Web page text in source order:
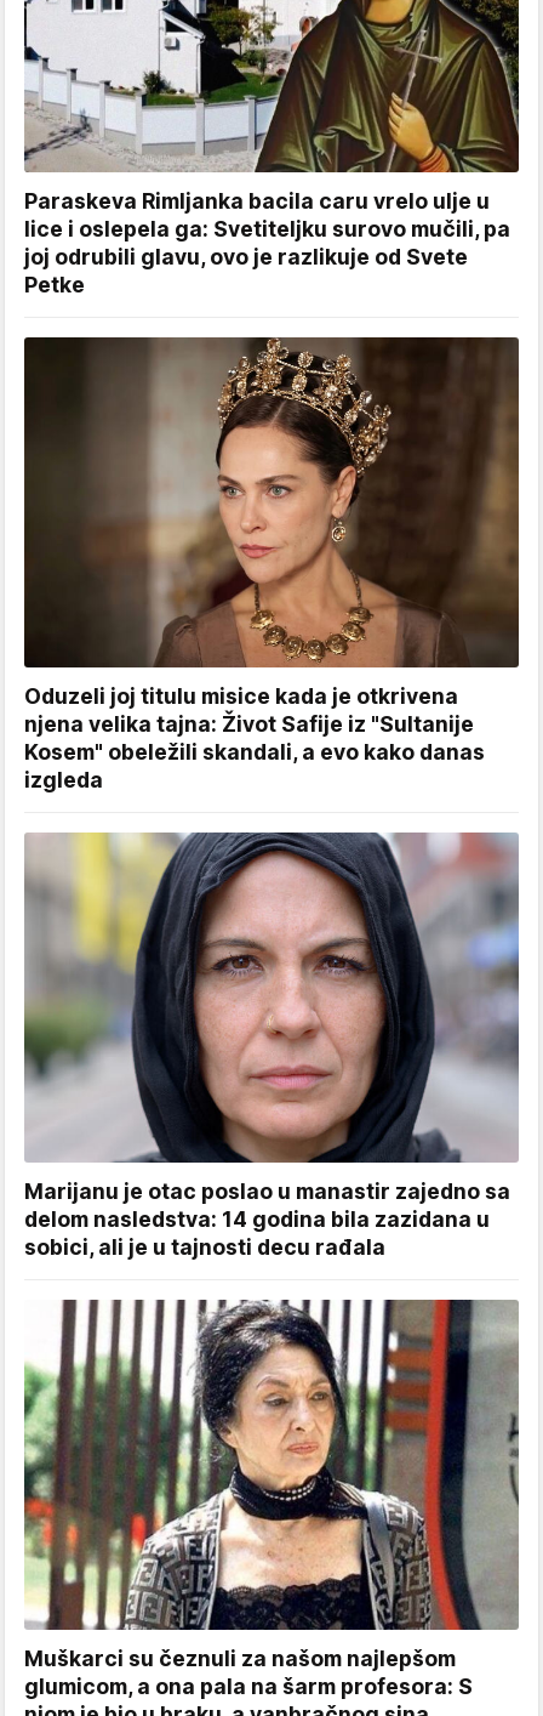
Paraskeva Rimljanka bacila caru vrelo ulje u
lice i oslepela ga: Svetiteljku surovo mučili, pa
joj odrubili glavu, ovo je razlikuje od Svete
Petke
Oduzeli joj titulu misice kada je otkrivena
njena velika tajna: Život Safije iz "Sultanije
Kosem" obeležili skandali, a evo kako danas
izgleda
Marijanu je otac poslao u manastir zajedno sa
delom nasledstva: 14 godina bila zazidana u
sobici, ali je u tajnosti decu rađala
Muškarci su čeznuli za našom najlepšom
glumicom, a ona pala na šarm profesora: S